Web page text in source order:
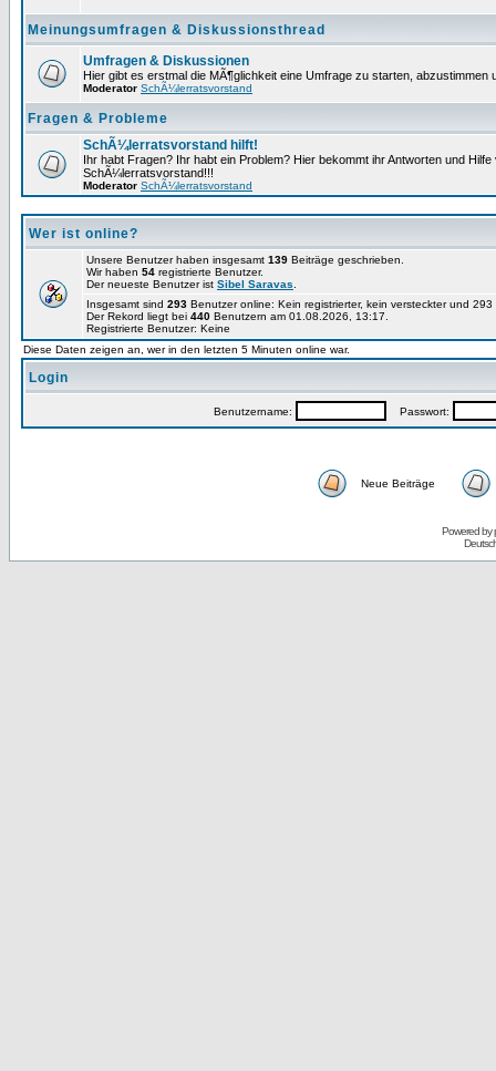
Meinungsumfragen & Diskussionsthread
Umfragen & Diskussionen
Hier gibt es erstmal die MÃ¶glichkeit eine Umfrage zu starten,
Moderator SchÃ¼lerratsvorstand
Fragen & Probleme
SchÃ¼lerratsvorstand hilft!
Ihr habt Fragen? Ihr habt ein Problem? Hier bekommt ihr Antworten und
SchÃ¼lerratsvorstand!!!
Moderator SchÃ¼lerratsvorstand
Wer ist online?
Unsere Benutzer haben insgesamt 139 Beiträge geschrieben.
Wir haben 54 registrierte Benutzer.
Der neueste Benutzer ist Sibel Saravas
Insgesamt sind 293 Benutzer online: Kein registrierter, kein versteckter und
Der Rekord liegt bei 440 Benutzern am 01.08.2026, 13:17.
Registrierte Benutzer: Keine
Diese Daten zeigen an, wer in den letzten 5 Minuten online war.
Login
Benutzername: Passwort:
Neue Beiträge
Powered by